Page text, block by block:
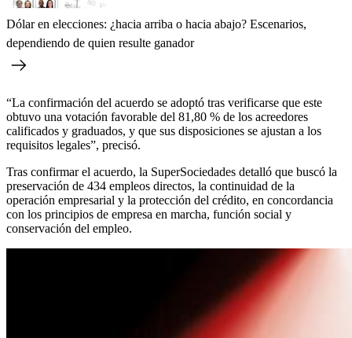
Dólar en elecciones: ¿hacia arriba o hacia abajo? Escenarios,
dependiendo de quien resulte ganador
“La confirmación del acuerdo se adoptó tras verificarse que este
obtuvo una votación favorable del 81,80 % de los acreedores
calificados y graduados, y que sus disposiciones se ajustan a los
requisitos legales”, precisó.
Tras confirmar el acuerdo, la SuperSociedades detalló que buscó la
preservación de 434 empleos directos, la continuidad de la
operación empresarial y la protección del crédito, en concordancia
con los principios de empresa en marcha, función social y
conservación del empleo.